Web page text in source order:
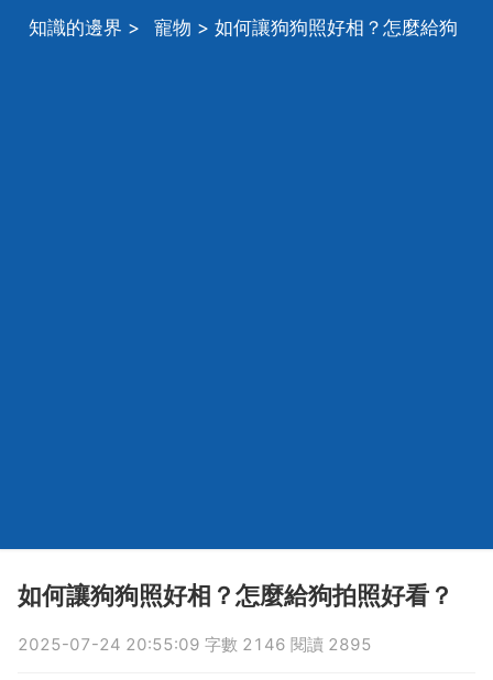
知識的邊界 > 寵物 > 如何讓狗狗照好相？怎麼給狗
如何讓狗狗照好相？怎麼給狗拍照好看？
2025-07-24 20:55:09 字數 2146 閱讀 2895